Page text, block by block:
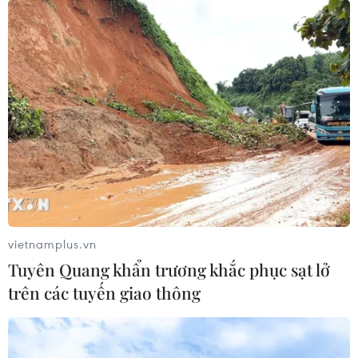
"Cấp bách khôi phục sản xuất, đảm bảo đủ
thực phẩm cho cuối năm"
17/09/2024 02:37
Bộ Nông nghiệp và Phát triển Nông thôn đề nghị với
Chính phủ sẽ có một nghị quyết chuyên đề về hỗ trợ
phục hồi sản xuất sau cơn bão số 3.
vietnamplus.vn
Tuyên Quang khẩn trương khắc phục sạt lở
trên các tuyến giao thông